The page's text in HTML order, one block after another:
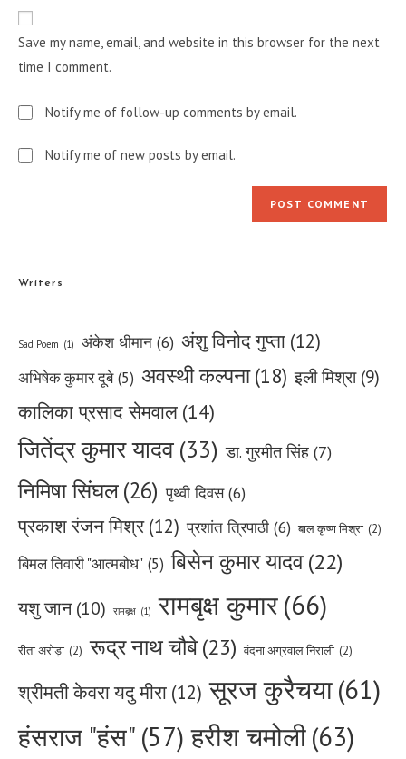
URL
(optional)
Save my name, email, and website in this browser for the next
time I comment.
Notify me of follow-up comments by email.
Notify me of new posts by email.
Writers
Sad Poem (1) अंकेश धीमान (6) अंशु विनोद गुप्ता (12)
अभिषेक कुमार दूबे (5) अवस्थी कल्पना (18) इली मिश्रा (9)
कालिका प्रसाद सेमवाल (14)
जितेंद्र कुमार यादव (33) डा. गुरमीत सिंह (7)
निमिषा सिंघल(26) पृथ्वी दिवस (6)
प्रकाश रंजन मिश्र (12) प्रशांत त्रिपाठी (6) बाल कृष्ण मिश्रा (2)
बिमल तिवारी "आत्मबोध" (5) बिसेन कुमार यादव(22)
यशु जान (10) रामबृक्ष (1) रामबृक्ष कुमार(66)
रीता अरोड़ा (2) रूद्र नाथ चौबे(23) वंदना अग्रवाल निराली (2)
श्रीमती केवरा यदु मीरा (12) सूरज कुरैचया(61)
हंसराज "हंस" (57) हरीश चमोली(63)